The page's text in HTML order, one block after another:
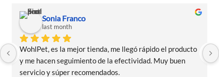
Sonia Franco
last month
WohlPet, es la mejor tienda, me llegó rápido el producto
y me hacen seguimiento de la efectividad. Muy buen
servicio y súper recomendados.